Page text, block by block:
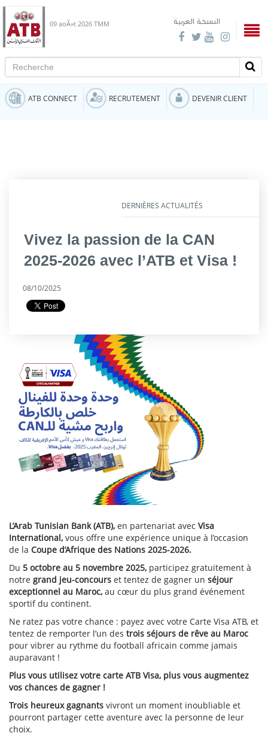
النسخة العربية 09 aoÃ»t 2026 TMM
Recherche
ATB CONNECT RECRUTEMENT DEVENIR CLIENT
DERNIÈRES ACTUALITÉS
Vivez la passion de la CAN
2025-2026 avec l’ATB et Visa !
08/10/2025
L’Arab Tunisian Bank (ATB), en partenariat avec Visa
International, vous offre une expérience unique à l’occasion
de la Coupe d’Afrique des Nations 2025-2026.
Du 5 octobre au 5 novembre 2025, participez gratuitement à
notre grand jeu-concours et tentez de gagner un séjour
exceptionnel au Maroc, au cœur du plus grand événement
sportif du continent.
Ne ratez pas votre chance : payez avec votre Carte Visa ATB, et
tentez de remporter l’un des trois séjours de rêve au Maroc
pour vibrer au rythme du football africain comme jamais
auparavant !
Plus vous utilisez votre carte ATB Visa, plus vous augmentez
vos chances de gagner !
Trois heureux gagnants vivront un moment inoubliable et
pourront partager cette aventure avec la personne de leur
choix.